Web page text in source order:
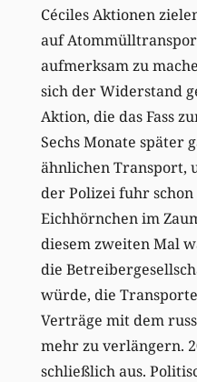
Céciles Aktionen
auf
aufmerksam zu
sich der Widerstand
Aktion, die das Fass
Sechs Monate später
ähnlichen Transport,
der Polizei fuhr
Eichhörnchen im
diesem zweiten Mal
die
würde, die
Verträge mit dem
mehr zu verlängern.
schließlich aus.